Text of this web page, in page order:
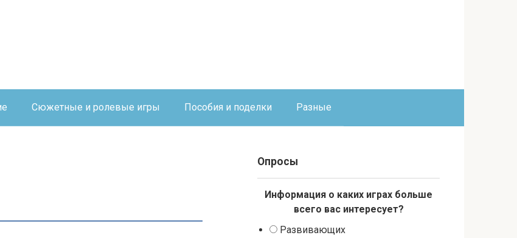
Сюжетные и ролевые игры Пособия и поделки Разные
Опросы
Информация о каких играх больше
всего вас интересует?
Развивающих